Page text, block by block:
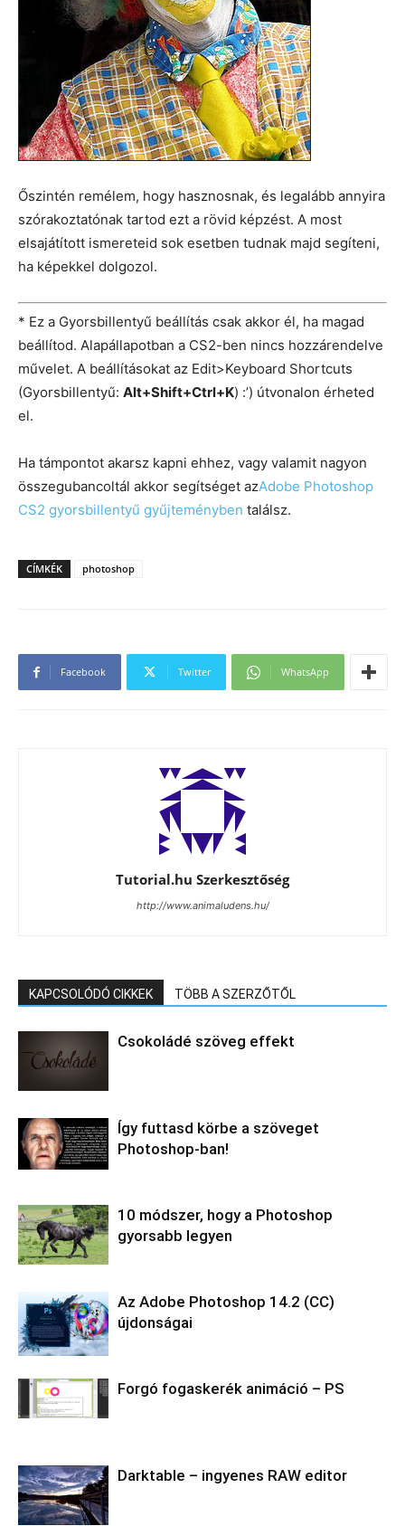
Őszintén remélem, hogy hasznosnak, és legalább annyira
szórakoztatónak tartod ezt a rövid képzést. A most
elsajátított ismereteid sok esetben tudnak majd segíteni,
ha képekkel dolgozol.
* Ez a Gyorsbillentyű beállítás csak akkor él, ha magad
beállítod. Alapállapotban a CS2-ben nincs hozzárendelve
művelet. A beállításokat az Edit>Keyboard Shortcuts
(Gyorsbillentyű: Alt+Shift+Ctrl+K) :’) útvonalon érheted
el.
Ha támpontot akarsz kapni ehhez, vagy valamit nagyon
összegubancoltál akkor segítséget azAdobe Photoshop
CS2 gyorsbillentyű gyűjteményben találsz.
CÍMKÉK photoshop
Facebook Twitter WhatsApp
Tutorial.hu Szerkesztőség
http://www.animaludens.hu/
KAPCSOLÓDÓ CIKKEK TÖBB A SZERZŐTŐL
Csokoládé szöveg effekt
Így futtasd körbe a szöveget
Photoshop-ban!
10 módszer, hogy a Photoshop
gyorsabb legyen
Az Adobe Photoshop 14.2 (CC)
újdonságai
Forgó fogaskerék animáció – PS
Darktable – ingyenes RAW editor